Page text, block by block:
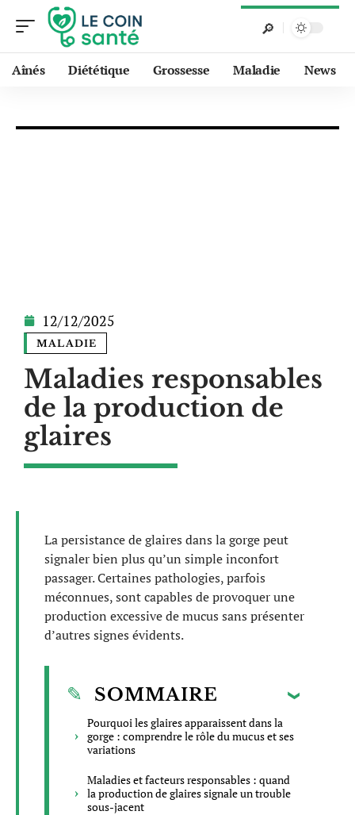
Aînés Diététique Grossesse Maladie News
12/12/2025
MALADIE
Maladies responsables
de la production de
glaires
La persistance de glaires dans la gorge peut
signaler bien plus qu’un simple inconfort
passager. Certaines pathologies, parfois
méconnues, sont capables de provoquer une
production excessive de mucus sans présenter
d’autres signes évidents.
SOMMAIRE
Pourquoi les glaires apparaissent dans la
gorge : comprendre le rôle du mucus et ses
variations
Maladies et facteurs responsables : quand
la production de glaires signale un trouble
sous-jacent